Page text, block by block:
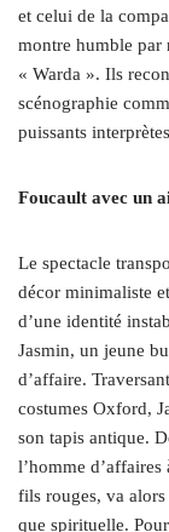
et celui de la
montre humble par
« Warda ». Ils
scénographie
puissants
Foucault avec un
Le spectacle
décor minimaliste
d’une identité
Jasmin, un jeune
d’affaire.
costumes Oxford,
son tapis antique.
l’homme
fils rouges, va
que spirituelle.